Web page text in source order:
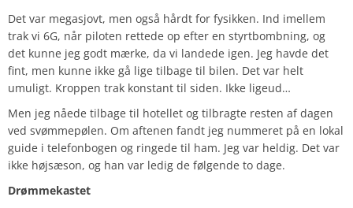
Det var megasjovt, men også hårdt for fysikken. Ind imellem
trak vi 6G, når piloten rettede op efter en styrtbombning, og
det kunne jeg godt mærke, da vi landede igen. Jeg havde det
fint, men kunne ikke gå lige tilbage til bilen. Det var helt
umuligt. Kroppen trak konstant til siden. Ikke ligeud…
Men jeg nåede tilbage til hotellet og tilbragte resten af dagen
ved svømmepølen. Om aftenen fandt jeg nummeret på en lokal
guide i telefonbogen og ringede til ham. Jeg var heldig. Det var
ikke højsæson, og han var ledig de følgende to dage.
Drømmekastet